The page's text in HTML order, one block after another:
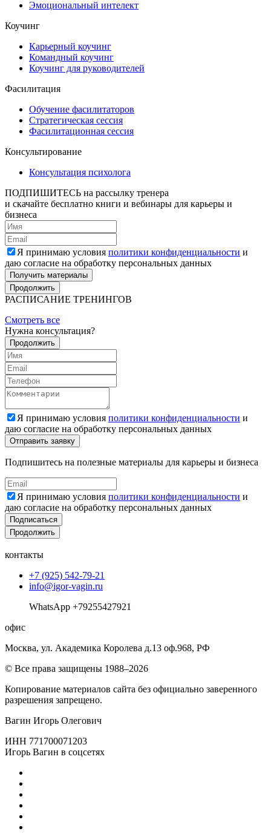
Эмоциональный интелект
Коучинг
Карьерный коучинг
Командный коучинг
Коучинг для руководителей
Фасилитация
Обучение фасилитаторов
Стратегическая сессия
Фасилитационная сессия
Консультирование
Консультация психолога
ПОДПИШИТЕСЬ на рассылку тренера
и скачайте бесплатно книги и вебинары для карьеры и
бизнеса
Я принимаю условия политики конфиденциальности и
даю согласие на обработку персональных данных
Получить материалы
Продолжить
РАСПИСАНИЕ ТРЕНИНГОВ
Смотреть все
Нужна консультация?
Продолжить
Я принимаю условия политики конфиденциальности и
даю согласие на обработку персональных данных
Подпишитесь на полезные материалы для карьеры и бизнеса
Я принимаю условия политики конфиденциальности и
даю согласие на обработку персональных данных
Подписаться
Продолжить
контакты
+7 (925) 542-79-21
info@igor-vagin.ru
WhatsApp +79255427921
офис
Москва, ул. Академика Королева д.13 оф.968, РФ
© Все права защищены 1988–2026
Копирование материалов сайта без официально заверенного
разрешения запрещено.
Вагин Игорь Олегович
ИНН 771700071203
Игорь Вагин в соцсетях